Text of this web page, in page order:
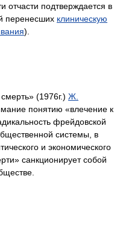
отчасти подтверждается в
перенесших клиническую
).
(1976г.) Ж.
понятию «влечение к
фрейдовской
системы, в
и экономического
санкционирует собой